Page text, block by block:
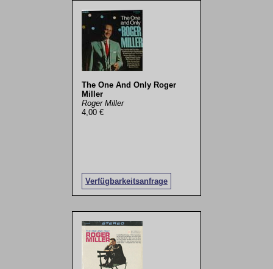
The One And Only Roger
Miller
Roger Miller
4,00 €
Verfügbarkeitsanfrage